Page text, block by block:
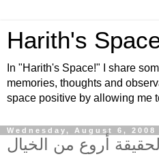
Harith's
In "Harith's Space!" I share
memories, thoughts and
space positive by allowing me
Wednesday, August 6, 2008
أروع من الخيال